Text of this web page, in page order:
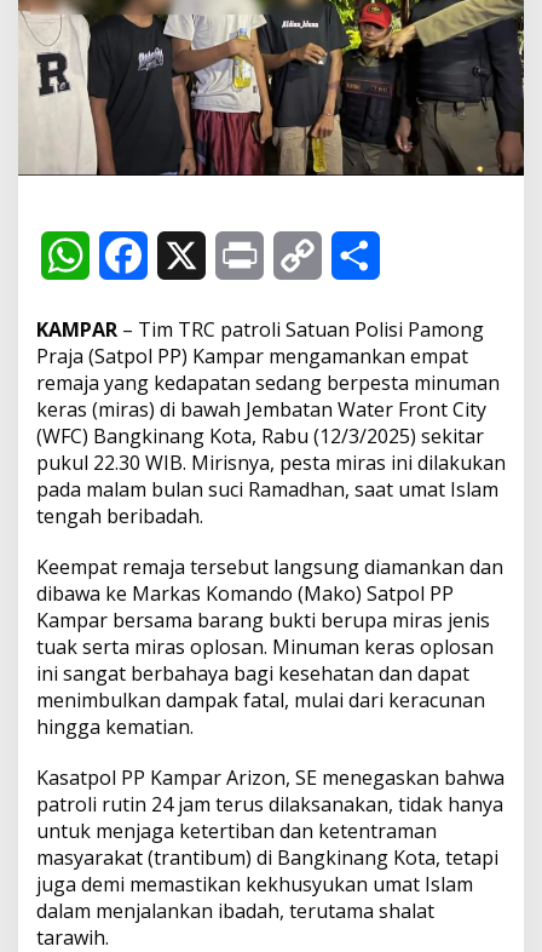
P
P
K
a
m
p
a
k
4
P
e
m
u
d
a
d
e
m
b
a
a
n
W
e
F
r
o
n
t
C
W
a
t
s
A
p
c
e
b
o
k
n
t
p
y
L
i
k
a
r
e
KAMPAR – Tim TRC patroli Satuan Polisi Pamong
Praja (Satpol PP) Kampar mengamankan empat
remaja yang kedapatan sedang berpesta minuman
keras (miras) di bawah Jembatan Water Front City
(WFC) Bangkinang Kota, Rabu (12/3/2025) sekitar
pukul 22.30 WIB. Mirisnya, pesta miras ini dilakukan
pada malam bulan suci Ramadhan, saat umat Islam
tengah beribadah.
Keempat remaja tersebut langsung diamankan dan
dibawa ke Markas Komando (Mako) Satpol PP
Kampar bersama barang bukti berupa miras jenis
tuak serta miras oplosan. Minuman keras oplosan
ini sangat berbahaya bagi kesehatan dan dapat
menimbulkan dampak fatal, mulai dari keracunan
hingga kematian.
Kasatpol PP Kampar Arizon, SE menegaskan bahwa
patroli rutin 24 jam terus dilaksanakan, tidak hanya
untuk menjaga ketertiban dan ketentraman
masyarakat (trantibum) di Bangkinang Kota, tetapi
juga demi memastikan kekhusyukan umat Islam
dalam menjalankan ibadah, terutama shalat
tarawih.